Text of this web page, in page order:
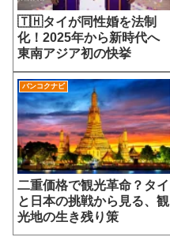
🇹🇭タイが同性婚を法制
化！2025年から新時代へ
東南アジア初の快挙
バンコクナビ
二重価格で観光革命？タイ
と日本の挑戦から見る、観
光地の生き残り策